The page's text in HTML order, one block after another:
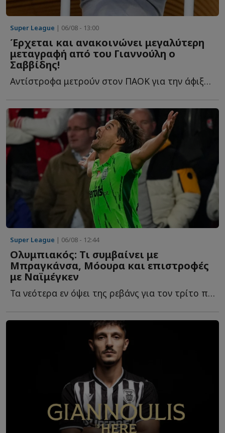
Super League | 06/08 - 13:00
Έρχεται και ανακοινώνει μεγαλύτερη
μεταγραφή από του Γιαννούλη ο
Σαββίδης!
Αντίστροφα μετρούν στον ΠΑΟΚ για την άφιξη του Ιβάν Σ...
Super League | 06/08 - 12:44
Ολυμπιακός: Τι συμβαίνει με
Μπραγκάνσα, Μόουρα και επιστροφές
με Ναϊμέγκεν
Τα νεότερα εν όψει της ρεβάνς για τον τρίτο προκριματικό τ...